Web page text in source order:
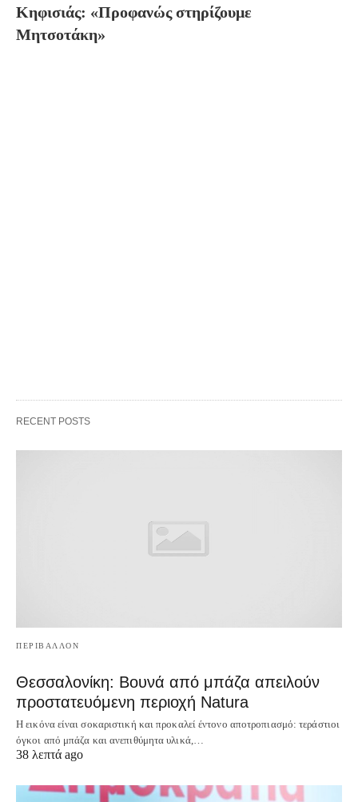
Κηφισιάς: «Προφανώς στηρίζουμε
Μητσοτάκη»
RECENT POSTS
ΠΕΡΙΒΑΛΛΟΝ
Θεσσαλονίκη: Βουνά από μπάζα απειλούν
προστατευόμενη περιοχή Natura
Η εικόνα είναι σοκαριστική και προκαλεί έντονο αποτροπιασμό: τεράστιοι
όγκοι από μπάζα και ανεπιθύμητα υλικά,…
38 λεπτά ago